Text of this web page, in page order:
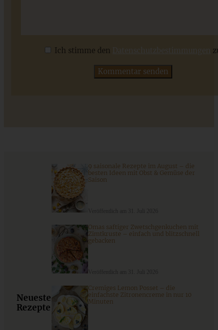
Das beste Rezept für Omas lockeren und buttrigen
Streuselkuchen - ganz einfach
Ich stimme den
Neueste
Rezepte
9 saisonale Rezepte im August – die
besten Ideen mit Obst & Gemüse der
Saison
Omas saftiger Zwetschgenkuchen mit
Zimtkruste – einfach und blitzschnell
gebacken
Cremiges Lemon Posset – die
einfachste Zitronencreme in nur 10
Minuten